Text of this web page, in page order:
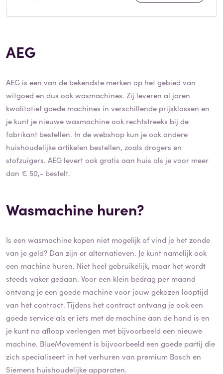
AEG
AEG is een van de bekendste merken op het gebied van
witgoed en dus ook wasmachines. Zij leveren al jaren
kwalitatief goede machines in verschillende prijsklassen en
je kunt je nieuwe wasmachine ook rechtstreeks bij de
fabrikant bestellen. In de webshop kun je ook andere
huishoudelijke artikelen bestellen, zoals drogers en
stofzuigers. AEG levert ook gratis aan huis als je voor meer
dan € 50,- bestelt.
Wasmachine huren?
Is een wasmachine kopen niet mogelijk of vind je het zonde
van je geld? Dan zijn er alternatieven. Je kunt namelijk ook
een machine huren. Niet heel gebruikelijk, maar het wordt
steeds vaker gedaan. Voor een klein bedrag per maand
ontvang je een goede machine voor jouw gekozen looptijd
van het contract. Tijdens het contract ontvang je ook een
goede service als er iets met de machine aan de hand is en
je kunt na afloop verlengen met bijvoorbeeld een nieuwe
machine. BlueMovement is bijvoorbeeld een goede partij die
zich specialiseert in het verhuren van premium Bosch en
Siemens huishoudelijke apparaten.